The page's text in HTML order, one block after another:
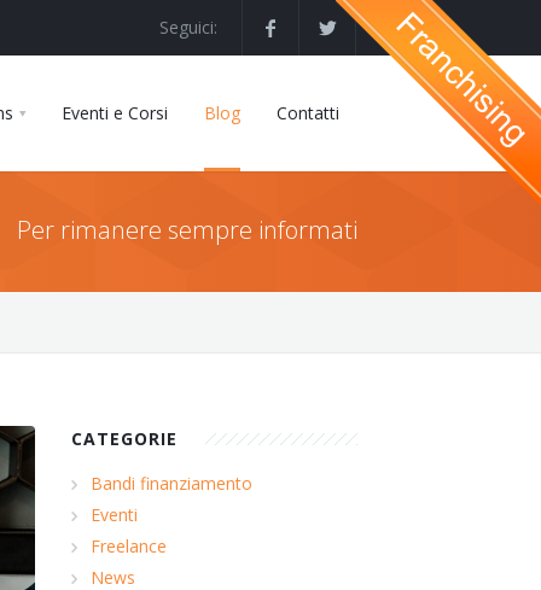
Seguici:
Eventi e Corsi Blog Contatti
Per rimanere sempre informati
CATEGORIE
Bandi finanziamento
Eventi
Freelance
News